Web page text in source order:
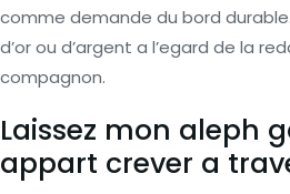
comme demande du bord
d’or ou d’argent a l’egard de la
compagnon.
Laissez mon aleph
appart crever a